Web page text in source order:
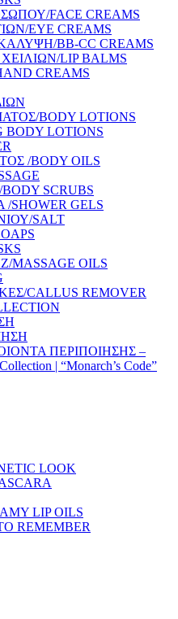
FACE CREAMS
EYE CREAMS
BB-CC CREAMS
LIP BALMS
CREAMS
BODY LOTIONS
BODY LOTIONS
/BODY OILS
SCRUBS
GELS
SALT
OILS
CALLUS REMOVER
ΠΕΡΙΠΟΙΗΣΗΣ –
| “Monarch’s Code”
LOOK
LIP OILS
REMEMBER